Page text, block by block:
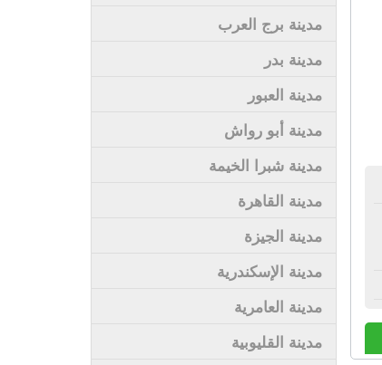
مدينة برج العرب
مدينة بدر
مدينة العبور
مدينة أبو رواش
مدينة شبرا الخيمة
مدينة القاهرة
مدينة الجيزة
مدينة الإسكندرية
مدينة العامرية
مدينة القليوبية